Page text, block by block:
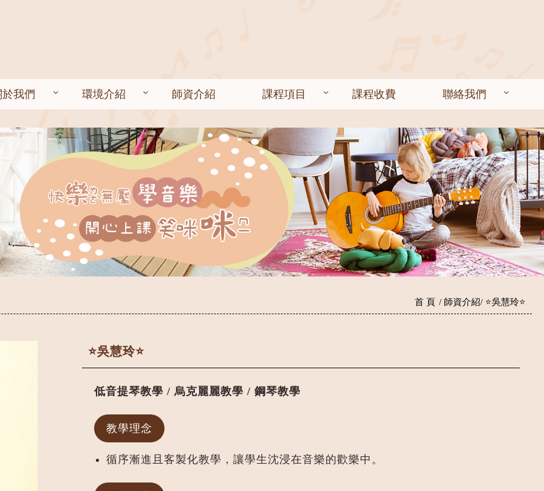
於我們 環境介紹 師資介紹 課程項目 課程收費 聯絡我們
首 頁 師資介紹 ⭐️吳慧玲⭐️
⭐️吳慧玲⭐️
低音提琴教學 / 烏克麗麗教學 / 鋼琴教學
教學理念
循序漸進且客製化教學，讓學生沈浸在音樂的歡樂中。